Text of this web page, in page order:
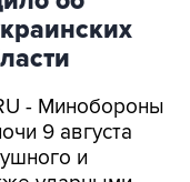
- Минобороны
9 августа
и